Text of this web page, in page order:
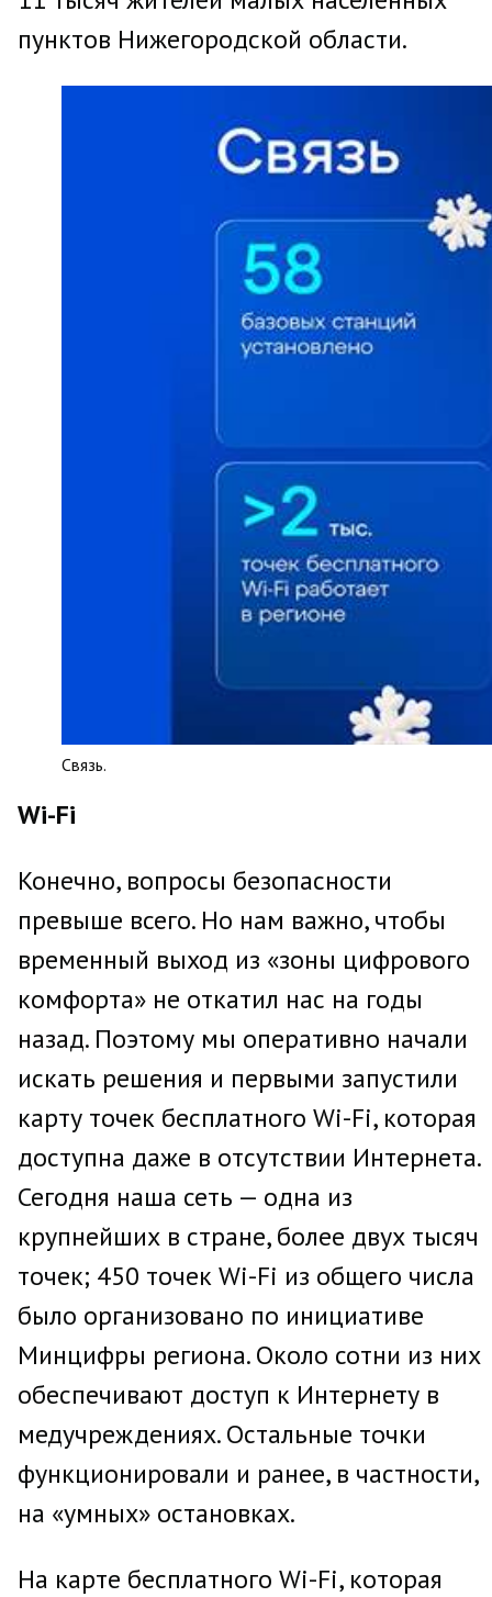
пунктов Нижегородской области.
Связь.
Wi-Fi
Конечно, вопросы безопасности
превыше всего. Но нам важно, чтобы
временный выход из «зоны цифрового
комфорта» не откатил нас на годы
назад. Поэтому мы оперативно начали
искать решения и первыми запустили
карту точек бесплатного Wi-Fi, которая
доступна даже в отсутствии Интернета.
Сегодня наша сеть — одна из
крупнейших в стране, более двух тысяч
точек; 450 точек Wi-Fi из общего числа
было организовано по инициативе
Минцифры региона. Около сотни из них
обеспечивают доступ к Интернету в
медучреждениях. Остальные точки
функционировали и ранее, в частности,
на «умных» остановках.
На карте бесплатного Wi-Fi, которая